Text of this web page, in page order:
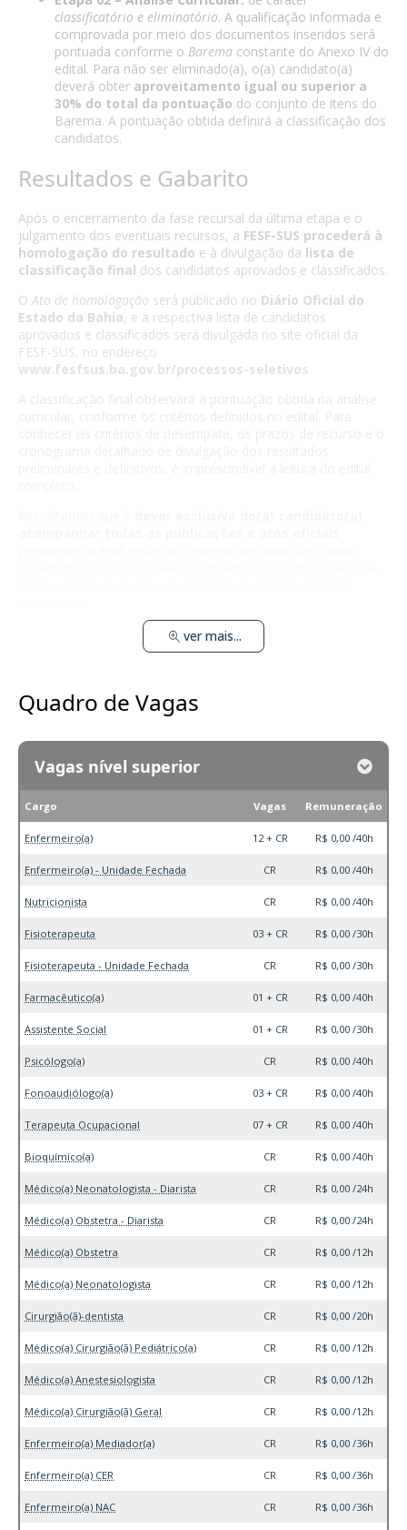
classificatório e eliminatório. A qualificação informada e
comprovada por meio dos documentos inseridos será
pontuada conforme o Barema constante do Anexo IV do
edital. Para não ser eliminado(a), o(a) candidato(a)
deverá obter aproveitamento igual ou superior a
30% do total da pontuação do conjunto de itens do
Barema. A pontuação obtida definirá a classificação dos
candidatos.
Resultados e Gabarito
Após o encerramento da fase recursal da última etapa e o
julgamento dos eventuais recursos, a FESF-SUS procederá à
homologação do resultado e à divulgação da lista de
classificação final dos candidatos aprovados e classificados.
O Ato de homologação será publicado no Diário Oficial do
Estado da Bahia, e a respectiva lista de candidatos
aprovados e classificados será divulgada no site oficial da
FESF-SUS, no endereço
www.fesfsus.ba.gov.br/processos-seletivos.
A classificação final observará a pontuação obtida na análise
curricular, conforme os critérios definidos no edital. Para
ver mais...
Quadro de Vagas
Vagas nível superior
Cargo Vagas Remuneração
Enfermeiro(a) 12 + CR R$ 0,00 /40h
Enfermeiro(a) - Unidade Fechada CR R$ 0,00 /40h
Nutricionista CR R$ 0,00 /40h
Fisioterapeuta 03 + CR R$ 0,00 /30h
Fisioterapeuta - Unidade Fechada CR R$ 0,00 /30h
Farmacêutico(a) 01 + CR R$ 0,00 /40h
Assistente Social 01 + CR R$ 0,00 /30h
Psicólogo(a) CR R$ 0,00 /40h
Fonoaudiólogo(a) 03 + CR R$ 0,00 /40h
Terapeuta Ocupacional 07 + CR R$ 0,00 /40h
Bioquímico(a) CR R$ 0,00 /40h
Médico(a) Neonatologista - Diarista CR R$ 0,00 /24h
Médico(a) Obstetra - Diarista CR R$ 0,00 /24h
Médico(a) Obstetra CR R$ 0,00 /12h
Médico(a) Neonatologista CR R$ 0,00 /12h
Cirurgião(ã)-dentista CR R$ 0,00 /20h
Médico(a) Cirurgião(ã) Pediátrico(a) CR R$ 0,00 /12h
Médico(a) Anestesiologista CR R$ 0,00 /12h
Médico(a) Cirurgião(ã) Geral CR R$ 0,00 /12h
Enfermeiro(a) Mediador(a) CR R$ 0,00 /36h
Enfermeiro(a) CER CR R$ 0,00 /36h
Enfermeiro(a) NAC CR R$ 0,00 /36h